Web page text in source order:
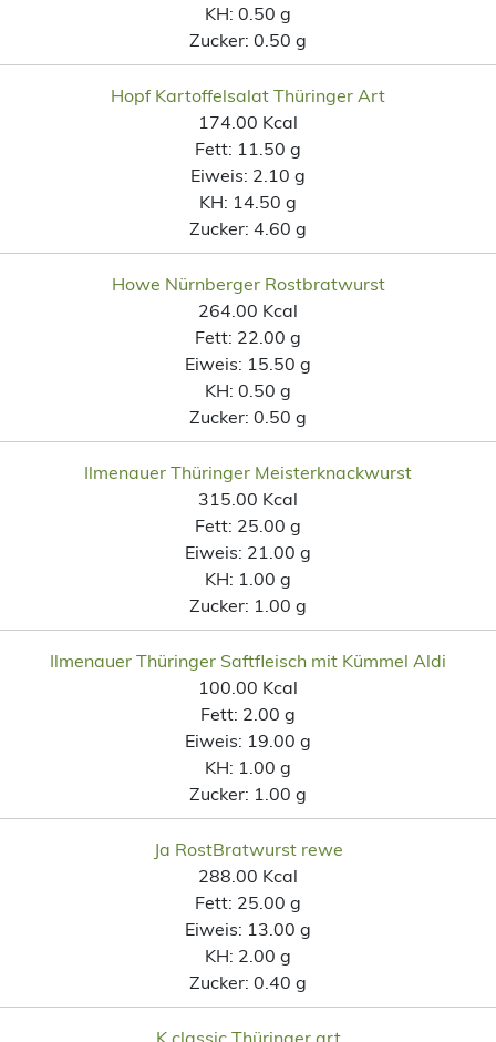
KH: 0.50 g
Zucker: 0.50 g
Hopf Kartoffelsalat Thüringer Art
174.00 Kcal
Fett: 11.50 g
Eiweis: 2.10 g
KH: 14.50 g
Zucker: 4.60 g
Howe Nürnberger Rostbratwurst
264.00 Kcal
Fett: 22.00 g
Eiweis: 15.50 g
KH: 0.50 g
Zucker: 0.50 g
Ilmenauer Thüringer Meisterknackwurst
315.00 Kcal
Fett: 25.00 g
Eiweis: 21.00 g
KH: 1.00 g
Zucker: 1.00 g
Ilmenauer Thüringer Saftfleisch mit Kümmel Aldi
100.00 Kcal
Fett: 2.00 g
Eiweis: 19.00 g
KH: 1.00 g
Zucker: 1.00 g
Ja RostBratwurst rewe
288.00 Kcal
Fett: 25.00 g
Eiweis: 13.00 g
KH: 2.00 g
Zucker: 0.40 g
K classic Thüringer art